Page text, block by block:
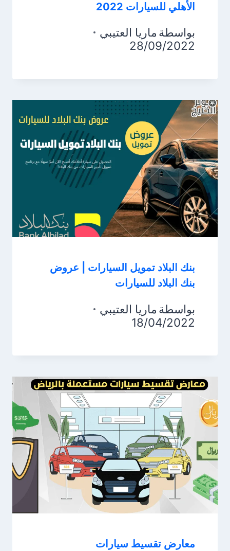
الأهلي للسيارات 2022
بواسطة ماريا العتيبي
28/09/2022
بنك البلاد تمويل السيارات | عروض
بنك البلاد للسيارات
بواسطة ماريا العتيبي
18/04/2022
معارض تقسيط سيارات